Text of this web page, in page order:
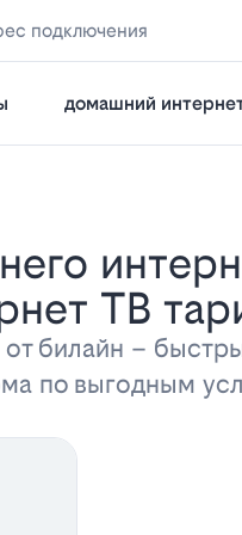
подключения
домашний
ТВ
билайн –
по выгодным